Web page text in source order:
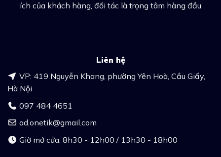
ích của khách hàng, đối tác là trọng tâm hàng đầu
Liên hệ
VP: 419 Nguyễn Khang, phường Yên Hoà, Cầu Giấy,
Hà Nội
097 484 4651
ad.onetik@gmail.com
Giờ mở cửa: 8h30 - 12h00 / 13h30 - 18h00